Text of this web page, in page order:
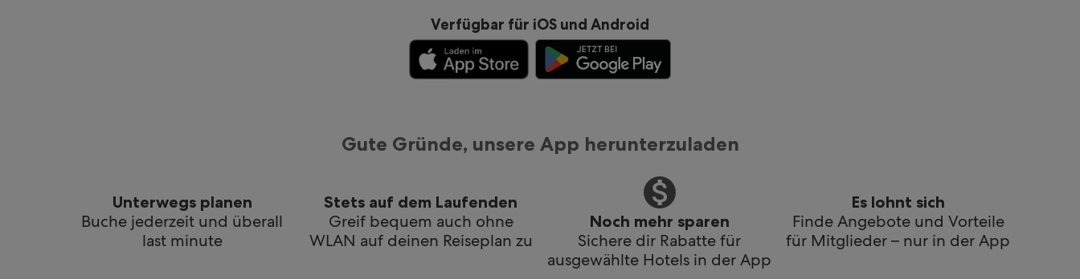
Verfügbar für iOS und Android
Gute Gründe, unsere App herunterzuladen
Unterwegs planen
Buche jederzeit und überall
last minute
Stets auf dem Laufenden
Greif bequem auch ohne
WLAN auf deinen Reiseplan zu
Noch mehr sparen
Sichere dir Rabatte für
ausgewählte Hotels in der App
Es lohnt sich
Finde Angebote und Vorteile
für Mitglieder – nur in der App